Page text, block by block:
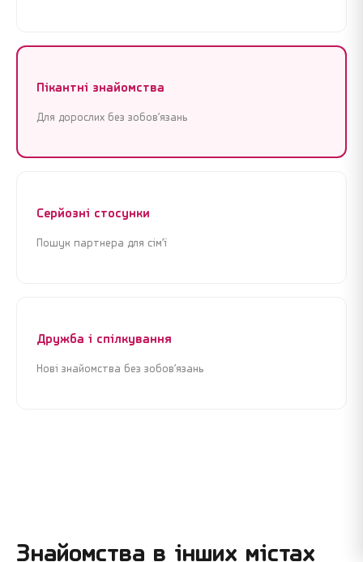
Пікантні знайомства
Для дорослих без зобов’язань
Серйозні стосунки
Пошук партнера для сім’ї
Дружба і спілкування
Нові знайомства без зобов’язань
Знайомства в інших містах